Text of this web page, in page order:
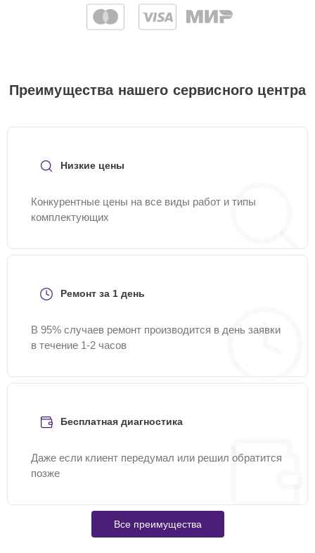
Преимущества нашего сервисного центра
Низкие цены
Конкурентные цены на все виды работ и типы
комплектующих
Ремонт за 1 день
В 95% случаев ремонт производится в день заявки
в течение 1-2 часов
Бесплатная диагностика
Даже если клиент передумал или решил обратится
позже
Все преимущества